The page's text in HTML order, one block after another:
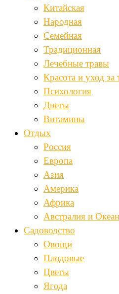
Китайская
Народная
Семейная
Традиционная
Лечебные травы
Красота и уход за
Психология
Диеты
Витамины
Отдых
Россия
Европа
Азия
Америка
Африка
Австралия и
Садоводство
Овощи
Плодовые
Цветы
Ягода